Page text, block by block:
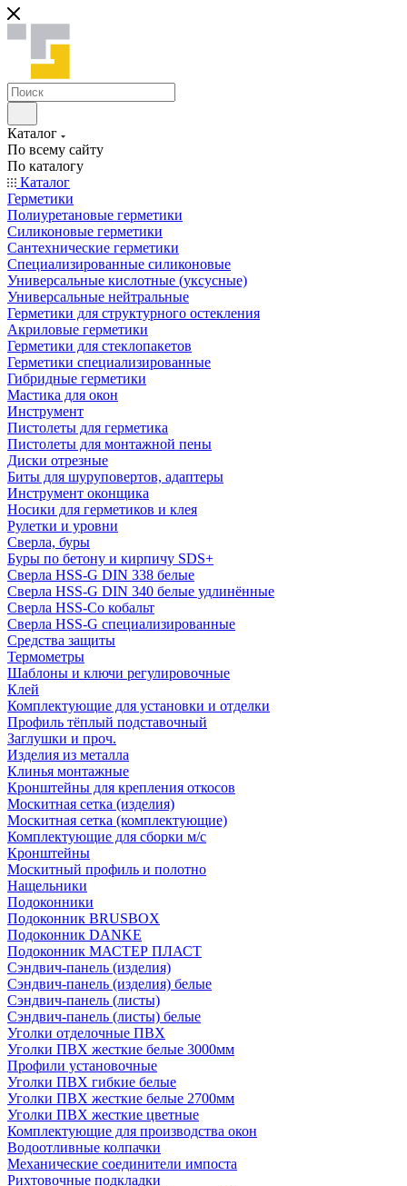
Каталог
По всему сайту
По каталогу
Каталог
Герметики
Полиуретановые герметики
Силиконовые герметики
Сантехнические герметики
Специализированные силиконовые
Универсальные кислотные (уксусные)
Универсальные нейтральные
Герметики для структурного остекления
Акриловые герметики
Герметики для стеклопакетов
Герметики специализированные
Гибридные герметики
Мастика для окон
Инструмент
Пистолеты для герметика
Пистолеты для монтажной пены
Диски отрезные
Биты для шуруповертов, адаптеры
Инструмент оконщика
Носики для герметиков и клея
Рулетки и уровни
Сверла, буры
Буры по бетону и кирпичу SDS+
Сверла HSS-G DIN 338 белые
Сверла HSS-G DIN 340 белые удлинённые
Сверла HSS-Co кобальт
Сверла HSS-G специализированные
Средства защиты
Термометры
Шаблоны и ключи регулировочные
Клей
Комплектующие для установки и отделки
Профиль тёплый подставочный
Заглушки и проч.
Изделия из металла
Клинья монтажные
Кронштейны для крепления откосов
Москитная сетка (изделия)
Москитная сетка (комплектующие)
Комплектующие для сборки м/с
Кронштейны
Москитный профиль и полотно
Нащельники
Подоконники
Подоконник BRUSBOX
Подоконник DANKE
Подоконник МАСТЕР ПЛАСТ
Сэндвич-панель (изделия)
Сэндвич-панель (изделия) белые
Сэндвич-панель (листы)
Сэндвич-панель (листы) белые
Уголки отделочные ПВХ
Уголки ПВХ жесткие белые 3000мм
Профили установочные
Уголки ПВХ гибкие белые
Уголки ПВХ жесткие белые 2700мм
Уголки ПВХ жесткие цветные
Комплектующие для производства окон
Водоотливные колпачки
Механические соединители импоста
Рихтовочные подкладки